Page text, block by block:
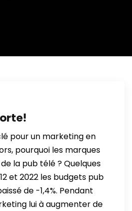
pour un marketing en
pourquoi les marques
la pub télé ? Quelques
et 2022 les budgets pub
de -1,4%. Pendant
lui à augmenter de